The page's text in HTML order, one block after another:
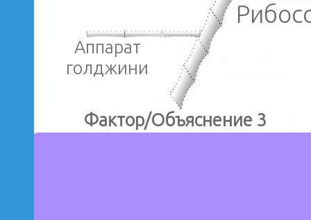
Фактор/Объяснение 3
Аппарат
голджини